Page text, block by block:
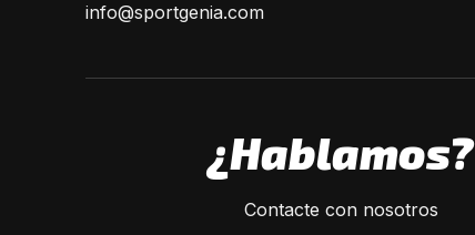
info@sportgenia.com
¿Hablamos?
Contacte con nosotros